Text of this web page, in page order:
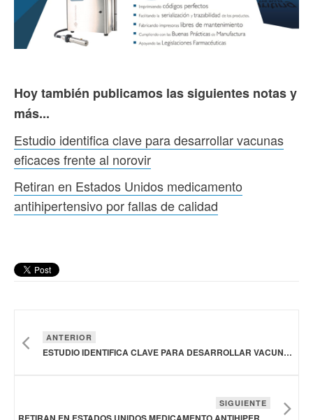
Hoy también publicamos las siguientes notas y
más...
Estudio identifica clave para desarrollar vacunas
eficaces frente al norovir
Retiran en Estados Unidos medicamento
antihipertensivo por fallas de calidad
ANTERIOR
ESTUDIO IDENTIFICA CLAVE PARA DESARROLLAR VACUNAS EFICACES FRENTE AL NOROVIR
SIGUIENTE